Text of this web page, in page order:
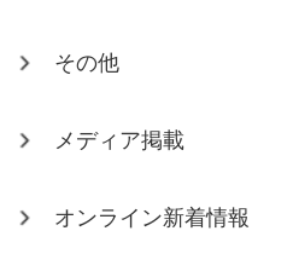
その他
メディア掲載
オンライン新着情報